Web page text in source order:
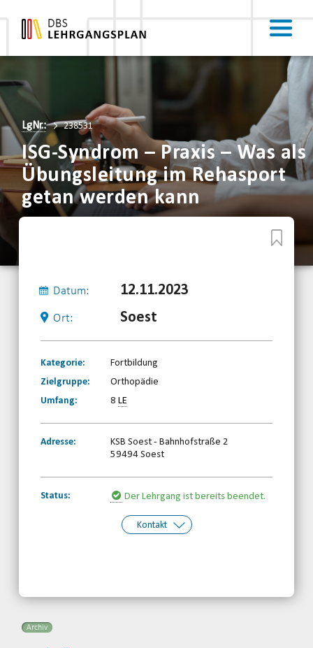
LgNr.: 238531
ISG-Syndrom – Praxis – Was als
Übungsleitung im Rehasport
getan werden kann
Datum: 12.11.2023
Ort: Soest
Kategorie:
Fortbildung
Zielgruppe:
Orthopädie
Umfang:
8LE
Adresse:
KSB Soest - Bahnhofstraße 2
59494 Soest
Status: Der Lehrgang ist bereits beendet.
Kontakt
Archiv